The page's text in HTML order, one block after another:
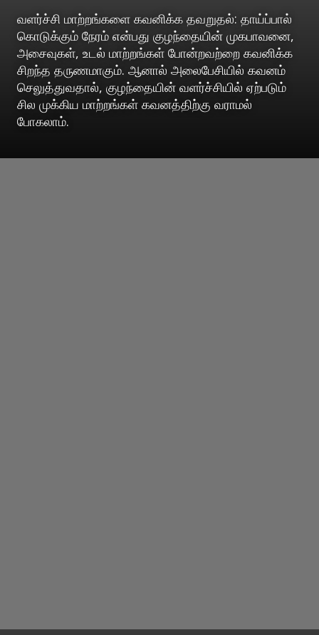
வளர்ச்சி மாற்றங்களை கவனிக்க தவறுதல்: தாய்ப்பால்
கொடுக்கும் நேரம் என்பது குழந்தையின் முகபாவனை,
அசைவுகள், உடல் மாற்றங்கள் போன்றவற்றை கவனிக்க
சிறந்த தருணமாகும். ஆனால் அலைபேசியில் கவனம்
செலுத்துவதால், குழந்தையின் வளர்ச்சியில் ஏற்படும்
சில முக்கிய மாற்றங்கள் கவனத்திற்கு வராமல்
போகலாம்.